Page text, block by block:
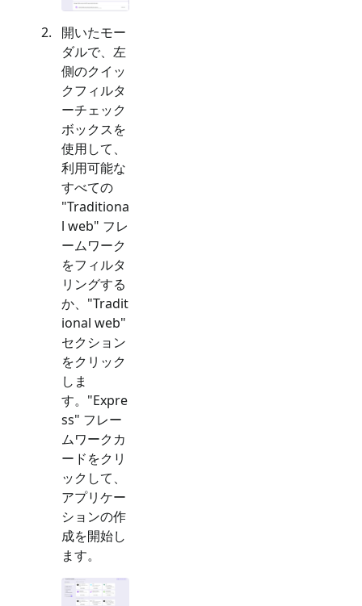
開いたモー
ダルで、左
側のクイッ
クフィルタ
ーチェック
ボックスを
使用して、
利用可能な
すべての
"Traditiona
l web" フレ
ームワーク
をフィルタ
リングする
か、"Tradit
ional web"
セクション
をクリック
しま
す。"Expre
ss" フレー
ムワークカ
ードをクリ
ックして、
アプリケー
ションの作
成を開始し
ます。